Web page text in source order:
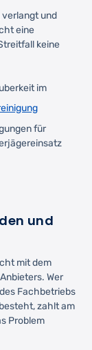
verlangt und
eine
keine
im
für
und
mit dem
Wer
Fachbetriebs
zahlt am
Problem